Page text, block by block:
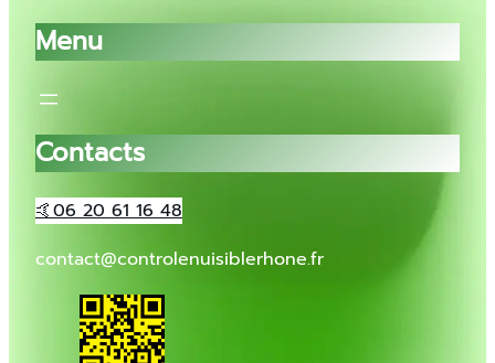
Menu
Contacts
🤙06 20 61 16 48
contact@controlenuisiblerhone.fr